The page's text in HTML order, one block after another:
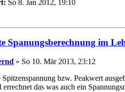
So 8. Jan 2012, 19:10
Spanungsberechnung im
» So 10. Mär 2013, 23:12
bzw. Peakwert
das was auch ein